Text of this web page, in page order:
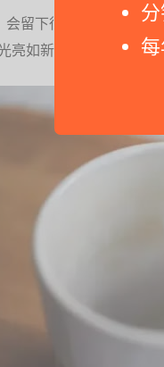
会留下很多茶垢和咖啡
亮如新。